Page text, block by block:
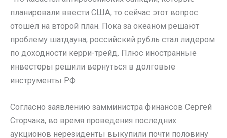
планировали ввести США, то сейчас этот вопрос
отошел на второй план. Пока за океаном решают
проблему шатдауна, российский рубль стал лидером
по доходности керри-трейд. Плюс иностранные
инвесторы решили вернуться в долговые
инструменты РФ.
Согласно заявлению замминистра финансов Сергей
Сторчака, во время проведения последних
аукционов нерезиденты выкупили почти половину